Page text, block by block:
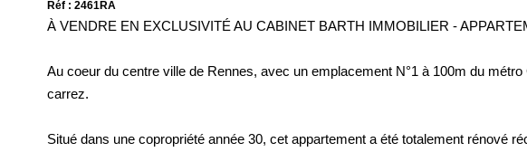
Réf : 2461RA
À VENDRE EN EXCLUSIVITÉ AU CABINET BARTH IMMOBILIER -
Au coeur du centre ville de Rennes, avec un emplacement N°1 à 100m du
carrez.
Situé dans une copropriété année 30, cet appartement a été totalement rénové